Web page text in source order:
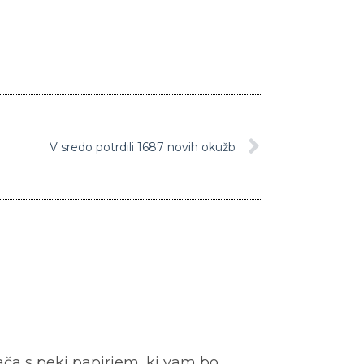
V sredo potrdili 1687 novih okužb